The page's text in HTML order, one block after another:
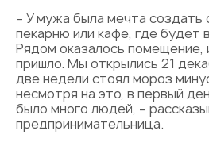
– У мужа была мечта создать
пекарню или кафе, где будет
Рядом оказалось помещение,
пришло. Мы открылись 21
две недели стоял мороз
несмотря на это, в первый
было много людей, –
предпринимательница.